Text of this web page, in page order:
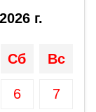
г.
Сб Вс
6 7